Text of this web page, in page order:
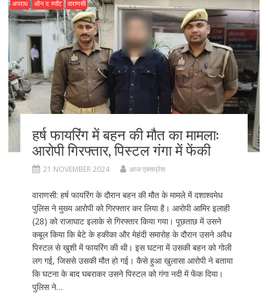
o
k
n
अपराध ऑन द स्पॉट वाराणसी
हर्ष फायरिंग में बहन की मौत का मामला:
आरोपी गिरफ्तार, पिस्टल गंगा में फेंकी
21 NOVEMBER 2024 आज एक्सप्रेस
वाराणसी: हर्ष फायरिंग के दौरान बहन की मौत के मामले में दशाश्वमेध
पुलिस ने मुख्य आरोपी को गिरफ्तार कर लिया है। आरोपी आमिर इलाही
(28) को राजाघाट इलाके से गिरफ्तार किया गया। पूछताछ में उसने
कबूल किया कि बेटे के हकीका और मेहंदी समारोह के दौरान उसने अवैध
पिस्टल से खुशी में फायरिंग की थी। इस घटना में उसकी बहन को गोली
लग गई, जिससे उसकी मौत हो गई। कैसे हुआ खुलासा आरोपी ने बताया
कि घटना के बाद घबराकर उसने पिस्टल को गंगा नदी में फेंक दिया।
पुलिस ने…